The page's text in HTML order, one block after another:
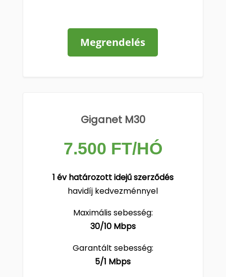
Megrendelés
Giganet M30
7.500 FT/HÓ
1 év határozott idejű szerződés
havidíj kedvezménnyel
Maximális sebesség:
30/10 Mbps
Garantált sebesség:
5/1 Mbps